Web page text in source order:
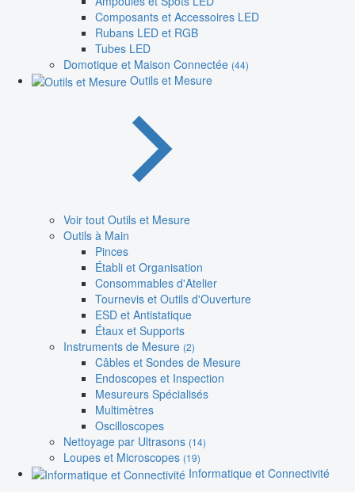
Composants et Accessoires LED
Rubans LED et RGB
Tubes LED
Domotique et Maison Connectée (44)
Outils et Mesure
Voir tout Outils et Mesure
Outils à Main
Pinces
Établi et Organisation
Consommables d'Atelier
Tournevis et Outils d'Ouverture
ESD et Antistatique
Étaux et Supports
Instruments de Mesure (2)
Câbles et Sondes de Mesure
Endoscopes et Inspection
Mesureurs Spécialisés
Multimètres
Oscilloscopes
Nettoyage par Ultrasons (14)
Loupes et Microscopes (19)
Informatique et Connectivité